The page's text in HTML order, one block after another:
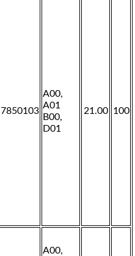
7850103
A00,
A01
B00,
D01
21.00 100
A00,